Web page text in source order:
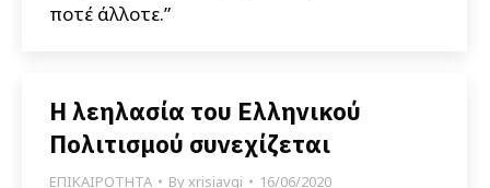
ποτέ άλλοτε.”
Η λεηλασία του Ελληνικού
Πολιτισμού συνεχίζεται
ΕΠΙΚΑΙΡΟΤΗΤΑ Byxrisiavgi 16/06/2020